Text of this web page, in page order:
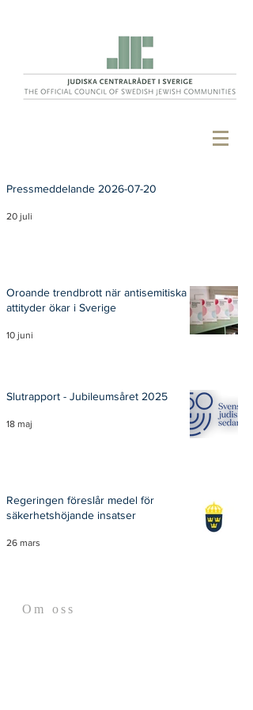
Pressmeddelande 2026-07-20
20 juli
Oroande trendbrott när antisemitiska
attityder ökar i Sverige
10 juni
Slutrapport - Jubileumsåret 2025
18 maj
Regeringen föreslår medel för
säkerhetshöjande insatser
26 mars
Om oss